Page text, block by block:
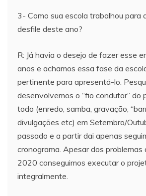
3- Como sua escola trabalhou para
desfile deste ano?
R: Já havia o desejo de fazer esse
anos e achamos essa fase da
pertinente para apresentá-lo.
desenvolvemos o “fio condutor” do
todo (enredo, samba, gravação,
divulgações etc) em Setembro/
passado e a partir dai apenas
cronograma. Apesar dos problemas
2020 conseguimos executar o
integralmente.